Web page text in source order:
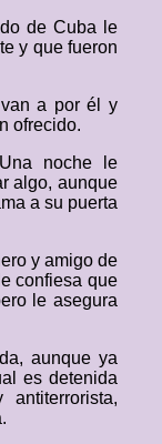
de Cuba le
y que fueron
a por él y
ofrecido.
noche le
algo, aunque
a su puerta
y amigo de
confiesa que
le asegura
aunque ya
es detenida